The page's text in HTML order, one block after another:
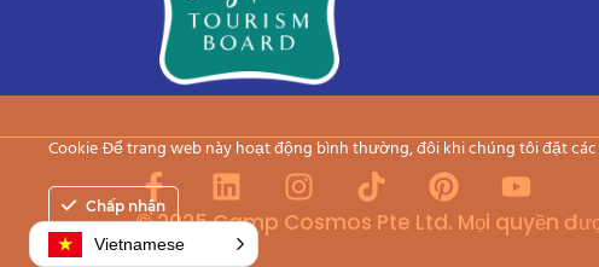
F
a
c
L
i
n
I
n
s
T
i
k
P
i
n
Y
o
u
© 2025 Camp Cosmos Pte Ltd. Mọi quyền
Cookie Để trang web này hoạt động bình thường, đôi khi chúng tôi đặt
Chấp nhận
Vietnamese